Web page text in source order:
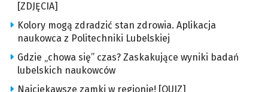
[ZDJĘCIA]
Kolory mogą zdradzić stan zdrowia. Aplikacja
naukowca z Politechniki Lubelskiej
Gdzie „chowa się” czas? Zaskakujące wyniki badań
lubelskich naukowców
Najciekawsze zamki w regionie! [QUIZ]